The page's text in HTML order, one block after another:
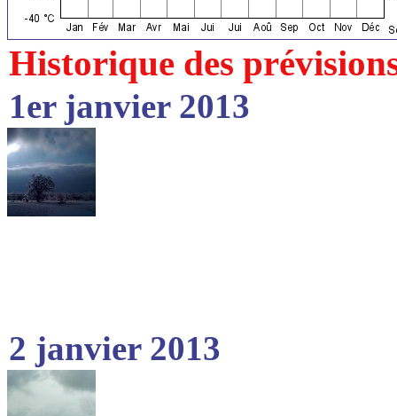
Historique des
1er janvier 2013
2 janvier 2013